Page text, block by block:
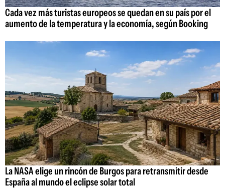
Cada vez más turistas europeos se quedan en su país por el
aumento de la temperatura y la economía, según Booking
La NASA elige un rincón de Burgos para retransmitir desde
España al mundo el eclipse solar total